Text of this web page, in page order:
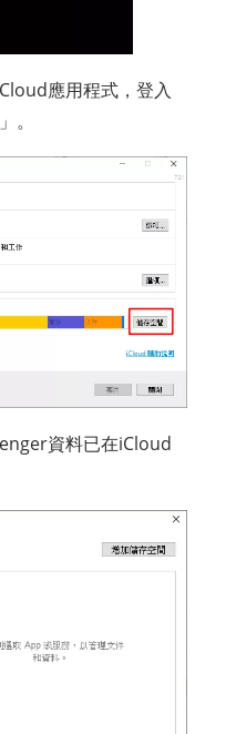
應用程式，登入
。
資料已在iCloud